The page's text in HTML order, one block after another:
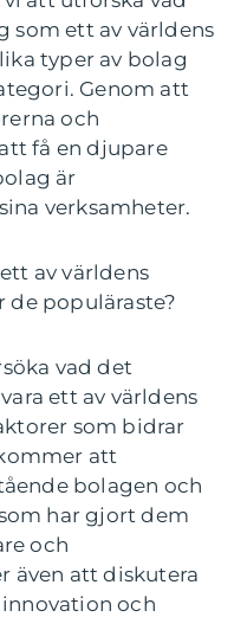
som ett av världens
typer av bolag
Genom att
och
få en djupare
är
verksamheter.
av världens
de populäraste?
vad det
ett av världens
som bidrar
att
bolagen och
har gjort dem
och
även att diskutera
och